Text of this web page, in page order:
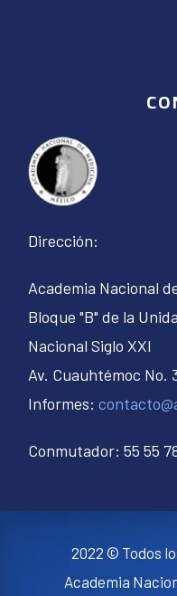
Dirección:
Academia Nacional
Bloque "B" de la
Nacional Siglo XXI
Av. Cuauhtémoc No.
Informes:
Conmutador: 55 55
2022 © Todos
Academia